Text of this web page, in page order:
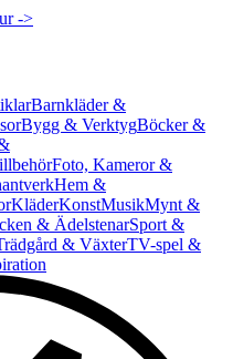
->
Barnkläder &
Bygg & VerktygBöcker &
Foto, Kameror &
Hem &
KläderKonstMusikMynt &
& ÄdelstenarSport &
& VäxterTV-spel &